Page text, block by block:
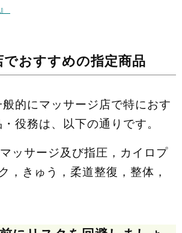
おすすめの指定商品
的にマッサージ店で特におす
役務は、以下の通りです。
ッサージ及び指圧，カイロプ
，きゅう，柔道整復，整体，